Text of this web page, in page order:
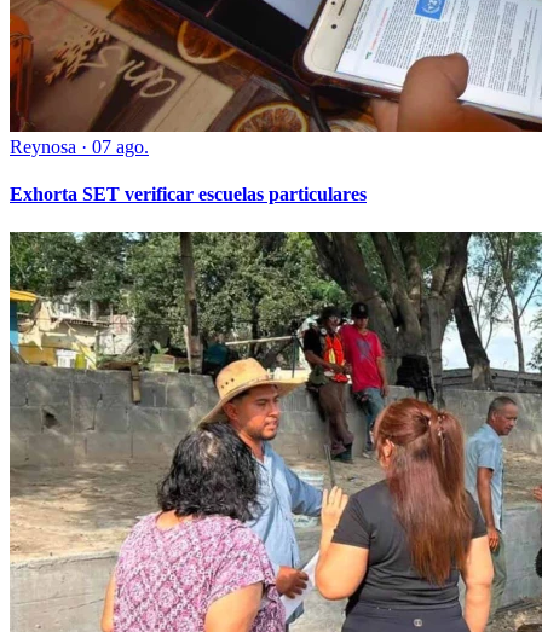
Reynosa · 07 ago.
Exhorta SET verificar escuelas particulares